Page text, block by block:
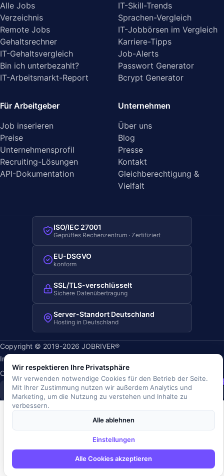
Alle Jobs
Verzeichnis
Remote Jobs
Gehaltsrechner
IT-Gehaltsvergleich
Bin ich unterbezahlt?
IT-Arbeitsmarkt-Report
IT-Skill-Trends
Sprachen-Vergleich
IT-Jobbörsen im Vergleich
Karriere-Tipps
Job-Alerts
Passwort Generator
Bcrypt Generator
Für Arbeitgeber
Job inserieren
Preise
Unternehmensprofil
Recruiting-Lösungen
API-Dokumentation
Unternehmen
Über uns
Blog
Presse
Kontakt
Gleichberechtigung &
Vielfalt
ISO/IEC 27001
Geprüftes Rechenzentrum · Zertifiziert
EU-DSGVO
konform
SSL/TLS-verschlüsselt
Sichere Datenübertragung
Server-Standort Deutschland
Hosting in Deutschland
Copyright © 2019-2026 JOBRIVER®
Impressum
Cookie-Richtlinie
· Cookie-Einstellungen
SiSt JR
Wir respektieren Ihre Privatsphäre
Wir verwenden notwendige Cookies für den Betrieb der Seite.
Mit Ihrer Zustimmung nutzen wir außerdem Analytics und
Marketing, um die Nutzung zu verstehen und Inhalte zu
verbessern.
Alle ablehnen
Einstellungen
Alle Cookies akzeptieren